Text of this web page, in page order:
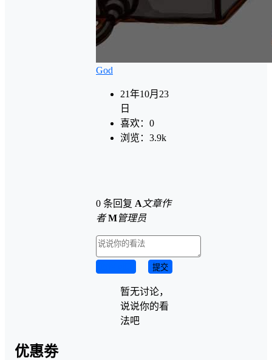
God
21年10月23
日
喜欢： 0
浏览： 3.9k
0 条回复 A 文章作
者 M管理员
提交
暂无讨论，
说说你的看
法吧
优惠劵